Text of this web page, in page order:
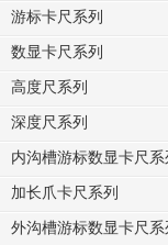
游标卡尺系列
数显卡尺系列
高度尺系列
深度尺系列
内沟槽游标数显卡尺系
加长爪卡尺系列
外沟槽游标数显卡尺系